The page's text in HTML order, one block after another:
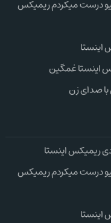
درست میکردم ریمیکس
اینستا
اینستا غمگین
با صدای زن
ریمیکس اینستا
درست میکردم ریمیکس
اینستا